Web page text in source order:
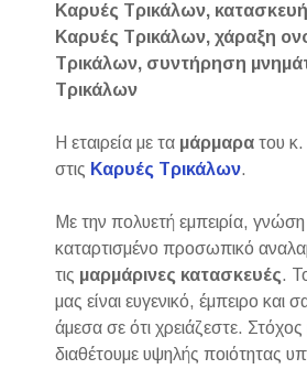
Καρυές Τρικάλων,
Καρυές Τρικάλων, χάραξη
Τρικάλων, συντήρηση
Τρικάλων
Η εταιρεία με τα μάρμαρα του κ.
στις Καρυές Τρικάλων.
Με την πολυετή εμπειρία, γνώση
καταρτισμένο προσωπικό
τις μαρμάρινες κατασκευές.
μας είναι ευγενικό, έμπειρο και
άμεσα σε ότι χρειάζεστε. Στόχος
διαθέτουμε υψηλής ποιότητας